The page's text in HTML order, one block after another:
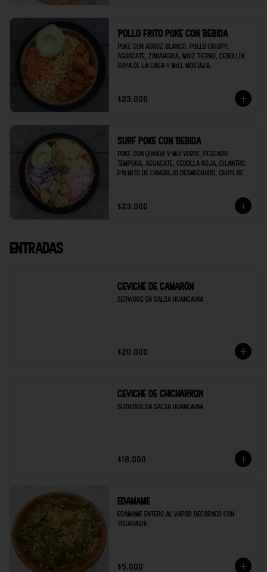
Pollo frito poke con Bebida
Poke con arroz blanco, pollo crispy,
aguacate, zanahoria, maíz tierno, cebollín,
soya de la casa y miel mostaza.
$23.000
Surf poke con Bebida
Poke con quinoa y mix verde, pescado
tempura, aguacate, cebolla roja, cilantro,
palmito de cangrejo desmechado, chips de
$23.000
Entradas
Ceviche de Camarón
Servidos en salsa Huancaina
$20.000
Ceviche de Chicharron
Servidos en salsa Huancaina
$18.000
Edamame
Edamame entero al vapor decoraco con
togarashi.
$5.000